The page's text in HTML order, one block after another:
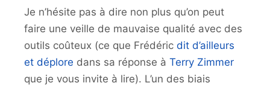
Je n’hésite pas à dire non plus qu’on peut
faire une veille de mauvaise qualité avec des
outils coûteux (ce que Frédéric dit d’ailleurs
et déplore dans sa réponse à Terry Zimmer
que je vous invite à lire). L’un des biais